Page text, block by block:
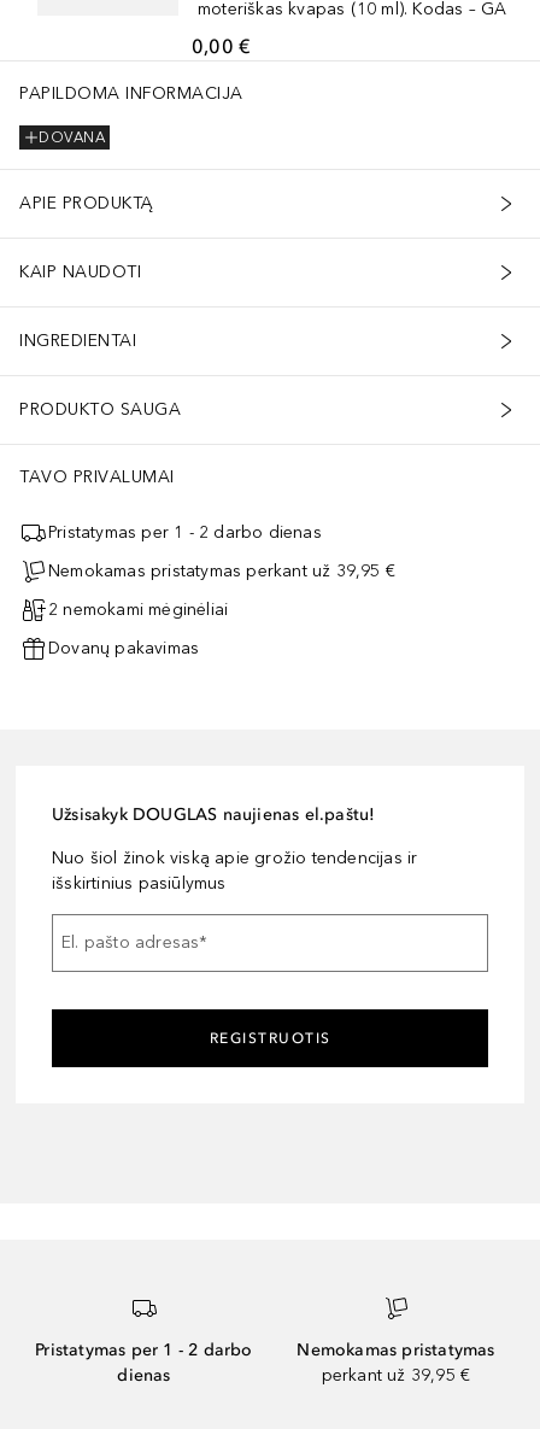
moteriškas kvapas (10 ml). Kodas – GA
0,00 €
PAPILDOMA INFORMACIJA
DOVANA
APIE PRODUKTĄ
KAIP NAUDOTI
INGREDIENTAI
PRODUKTO SAUGA
TAVO PRIVALUMAI
Pristatymas per 1 - 2 darbo dienas
Nemokamas pristatymas perkant už 39,95 €
2 nemokami mėginėliai
Dovanų pakavimas
Užsisakyk DOUGLAS naujienas el.paštu!
Nuo šiol žinok viską apie grožio tendencijas ir
išskirtinius pasiūlymus
El. pašto adresas*
REGISTRUOTIS
Pristatymas per 1 - 2 darbo
dienas
Nemokamas pristatymas
perkant už 39,95 €